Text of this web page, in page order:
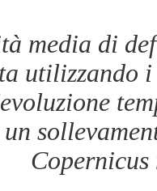
media di
utilizzando